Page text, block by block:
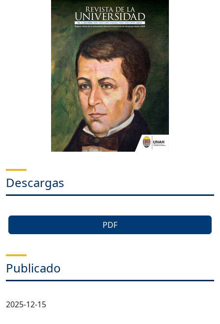
Descargas
PDF
Publicado
2025-12-15